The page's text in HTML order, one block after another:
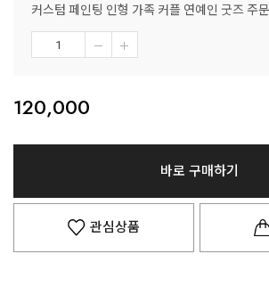
커스텀 페인팅 인형 가족 커플 연예인 굿즈 주
120,000
바로 구매하기
관심상품